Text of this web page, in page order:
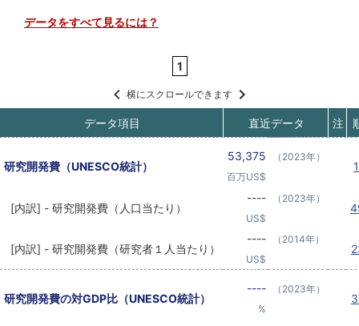
データをすべて見るには？
1
横にスクロールできます
データ項目 直近データ 注
研究開発費（UNESCO統計）
53,375
百万US$
（2023年）
[内訳] - 研究開発費（人口当たり）
----
US$
（2023年）
[内訳] - 研究開発費（研究者１人当たり）
----
US$
（2014年）
研究開発費の対GDP比（UNESCO統計）
----
%
（2023年）